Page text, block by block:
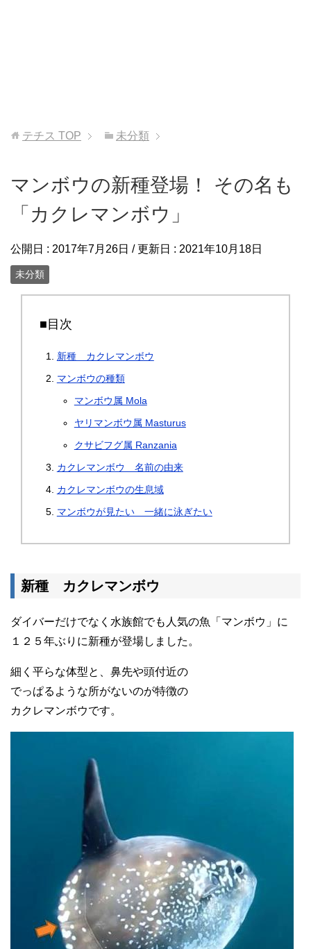
テチス TOP 未分類
マンボウの新種登場！ その名も
「カクレマンボウ」
公開日 : 2017年7月26日 / 更新日 : 2021年10月18日
未分類
■目次
新種 カクレマンボウ
マンボウの種類
マンボウ属 Mola
ヤリマンボウ属 Masturus
クサビフグ属 Ranzania
カクレマンボウ 名前の由来
カクレマンボウの生息域
マンボウが見たい 一緒に泳ぎたい
新種 カクレマンボウ
ダイバーだけでなく水族館でも人気の魚「マンボウ」に
１２５年ぶりに新種が登場しました。
細く平らな体型と、鼻先や頭付近の
でっぱるような所がないのが特徴の
カクレマンボウです。